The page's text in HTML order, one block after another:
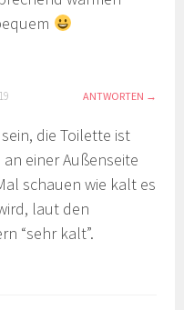
ANTWORTEN
die Toilette ist
einer Außenseite
schauen wie kalt es
laut den
“sehr kalt”.